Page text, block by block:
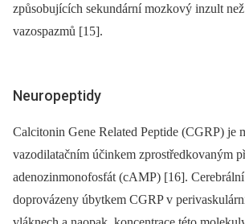
způsobujících sekundární mozkový inzult
vazospazmů [15].
Neuropeptidy
Calcitonin Gene Related Peptide (CGRP) je
vazodilatačním účinkem zprostředkovaným
adenozinmonofosfát (cAMP) [16].
doprovázeny úbytkem CGRP v